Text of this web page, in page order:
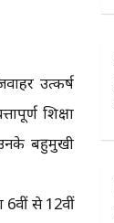
उत्कर्ष
शिक्षा
उनके बहुमुखी
से 12वीं